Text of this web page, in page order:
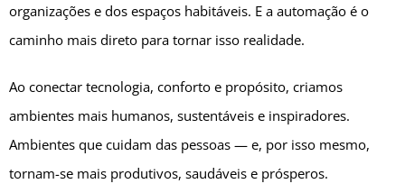
organizações e dos espaços habitáveis. E a automação é o
caminho mais direto para tornar isso realidade.
Ao conectar tecnologia, conforto e propósito, criamos
ambientes mais humanos, sustentáveis e inspiradores.
Ambientes que cuidam das pessoas — e, por isso mesmo,
tornam-se mais produtivos, saudáveis e prósperos.